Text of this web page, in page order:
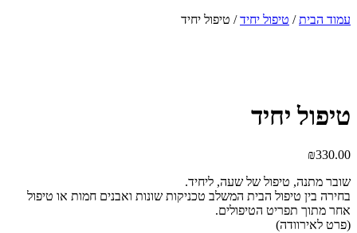
עמוד הבית/ טיפול יחיד/ טיפול יחיד
טיפול יחיד
₪330.00
שובר מתנה, טיפול של שעה, ליחיד.
בחירה בין טיפול הבית המשלב טכניקות שונות ואבנים חמות או טיפול
אחר מתוך תפריט הטיפולים.
(פרט לאירוודה)